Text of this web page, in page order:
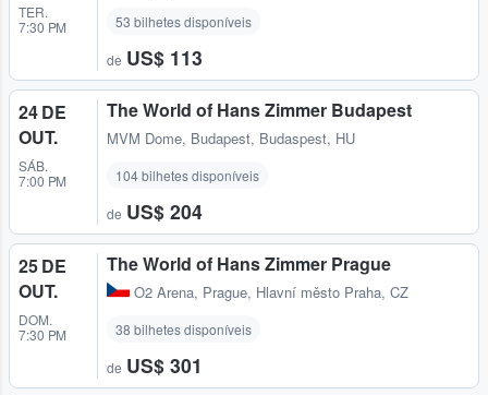
TER.
7:30 PM
53 bilhetes disponíveis
de US$ 113
24 DE
OUT.
SÁB.
7:00 PM
The World of Hans Zimmer Budapest
MVM Dome, Budapest, Budaspest, HU
104 bilhetes disponíveis
de US$ 204
25 DE
OUT.
DOM.
7:30 PM
The World of Hans Zimmer Prague
O2 Arena, Prague, Hlavní město Praha, CZ
38 bilhetes disponíveis
de US$ 301